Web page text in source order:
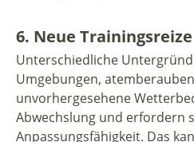
6. Neue Trainingsreize
Unterschiedliche
Umgebungen,
unvorhergesehene
Abwechslung und erfordern
Anpassungsfähigkeit. Das